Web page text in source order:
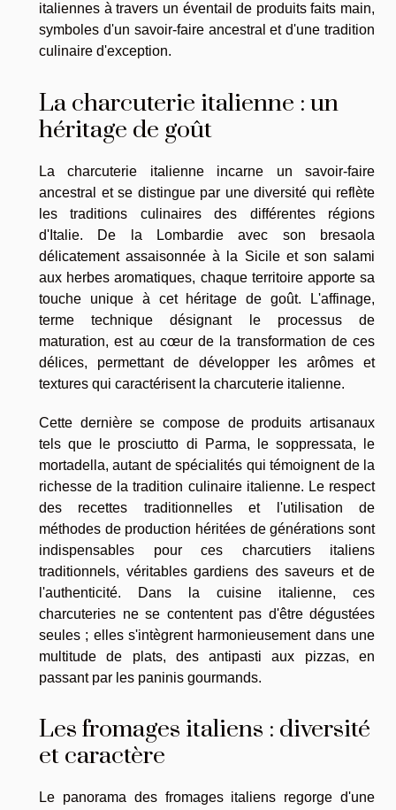
italiennes à travers un éventail de produits faits main,
symboles d'un savoir-faire ancestral et d'une tradition
culinaire d'exception.
La charcuterie italienne : un
héritage de goût
La charcuterie italienne incarne un savoir-faire
ancestral et se distingue par une diversité qui reflète
les traditions culinaires des différentes régions
d'Italie. De la Lombardie avec son bresaola
délicatement assaisonnée à la Sicile et son salami
aux herbes aromatiques, chaque territoire apporte sa
touche unique à cet héritage de goût. L'affinage,
terme technique désignant le processus de
maturation, est au cœur de la transformation de ces
délices, permettant de développer les arômes et
textures qui caractérisent la charcuterie italienne.
Cette dernière se compose de produits artisanaux
tels que le prosciutto di Parma, le soppressata, le
mortadella, autant de spécialités qui témoignent de la
richesse de la tradition culinaire italienne. Le respect
des recettes traditionnelles et l'utilisation de
méthodes de production héritées de générations sont
indispensables pour ces charcutiers italiens
traditionnels, véritables gardiens des saveurs et de
l'authenticité. Dans la cuisine italienne, ces
charcuteries ne se contentent pas d'être dégustées
seules ; elles s'intègrent harmonieusement dans une
multitude de plats, des antipasti aux pizzas, en
passant par les paninis gourmands.
Les fromages italiens : diversité
et caractère
Le panorama des fromages italiens regorge d'une